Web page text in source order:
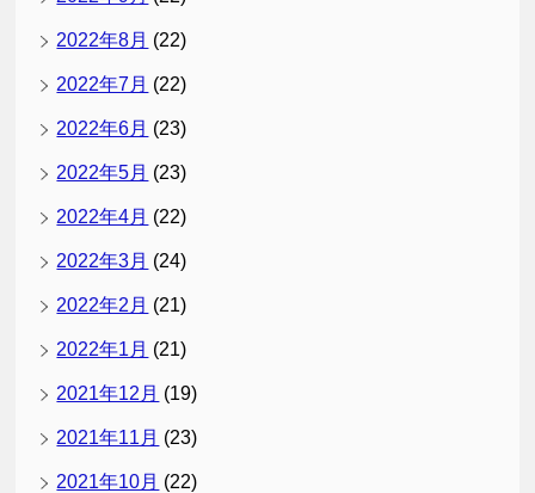
2022年8月 (22)
2022年7月 (22)
2022年6月 (23)
2022年5月 (23)
2022年4月 (22)
2022年3月 (24)
2022年2月 (21)
2022年1月 (21)
2021年12月 (19)
2021年11月 (23)
2021年10月 (22)